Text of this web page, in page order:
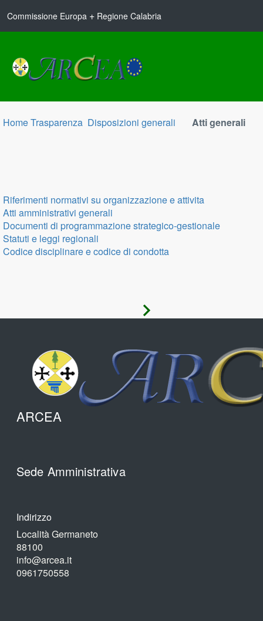
Commissione Europa + Regione Calabria
Home Trasparenza Disposizioni generali Atti generali
Riferimenti normativi su organizzazione e attivita
Atti amministrativi generali
Documenti di programmazione strategico-gestionale
Statuti e leggi regionali
Codice disciplinare e codice di condotta
ARCEA
Sede Amministrativa
Indirizzo
Località Germaneto
88100
info@arcea.it
0961750558